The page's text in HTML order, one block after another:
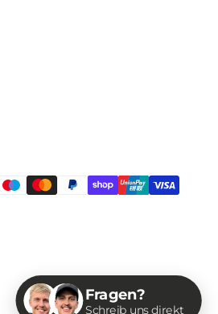
Fragen?
Schreib uns direkt